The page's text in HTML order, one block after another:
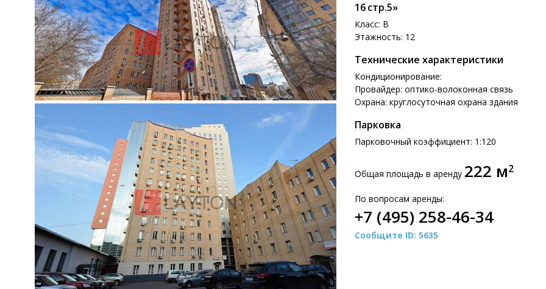
16 стр.5»
Класс: B
Этажность: 12
Технические характеристики
Кондиционирование:
Провайдер: оптико-волоконная связь
Охрана: круглосуточная охрана здания
Парковка
Парковочный коэффициент: 1:120
Общая площадь в аренду 222 м2
По вопросам аренды:
+7 (495) 258-46-34
Сообщите ID: 5635